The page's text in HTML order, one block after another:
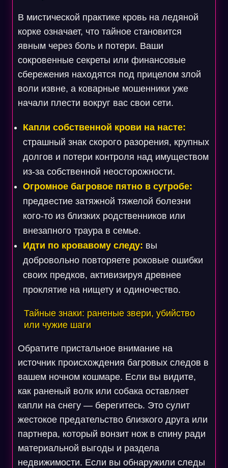
В мистической практике кровь на ледяной
корке означает, что тайное становится
явным через боль и потери. Ваши
сокровенные секреты или финансовые
сбережения находятся под прицелом злой
воли извне, а коварные мошенники уже
начали плести вокруг вас свои сети.
Капли собственной крови на насте:
страшный знак скорого разорения, крупных
долгов и потери контроля над имуществом
из-за собственной неосторожности.
Огромное багровое пятно в сугробе:
предвестие затяжной тяжелой болезни
кого-то из близких родственников или
внезапного траура в семье.
Идти по кровавому следу: вы
добровольно повторяете роковые ошибки
своих предков, активизируя древнее
проклятие на нищету и одиночество.
Тайные знаки: раненые звери, убийство
или чужие шаги
Обратите пристальное внимание на
источник происхождения багровых следов в
вашем ночном кошмаре. Если вы видите,
как раненый волк или собака оставляет
капли на снегу — берегитесь. Это сулит
жестокое предательство близкого друга или
партнера, который вонзит нож в спину ради
материальной выгоды и раздела
недвижимости. Если вы обнаружили следы